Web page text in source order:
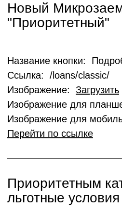
Новый
"Приоритетный"
Название кнопки:
Ссылка: /loans/classic/
Изображение: Загрузить
Изображение для
Изображение для
Перейти по ссылке
Приоритетным
льготные условия